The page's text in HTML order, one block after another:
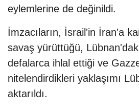
eylemlerine de değinildi.
İmzacıların, İsrail'in İran'a
savaş yürüttüğü,
defalarca ihlal ettiği ve
nitelendirdikleri yaklaşımı
aktarıldı.